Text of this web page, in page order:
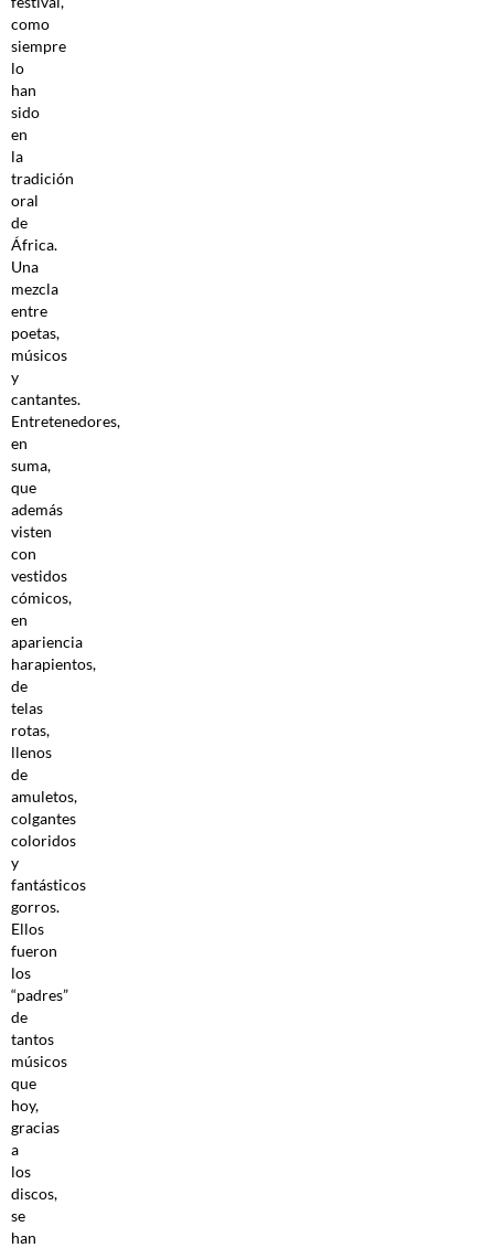
como
siempre
lo
han
sido
en
la
tradición
oral
de
África.
Una
mezcla
entre
poetas,
músicos
y
cantantes.
Entretenedores,
en
suma,
que
además
visten
con
vestidos
cómicos,
en
apariencia
harapientos,
de
telas
rotas,
llenos
de
amuletos,
colgantes
coloridos
y
fantásticos
gorros.
Ellos
fueron
los
“padres”
de
tantos
músicos
que
hoy,
gracias
a
los
discos,
se
han